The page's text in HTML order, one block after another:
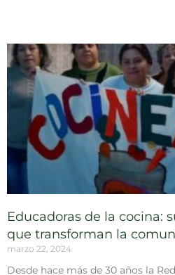
Educadoras de la cocina:
que transforman la
marzo 22, 2024
Desde hace más de 30 años la